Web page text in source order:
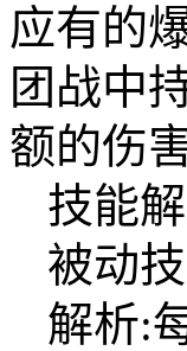
应有的
团战中
额的伤
技能
被动
解析: